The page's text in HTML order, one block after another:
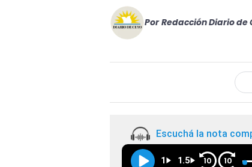
Por Redacción Diario de
Escuchá la nota
1 1.5 10 10